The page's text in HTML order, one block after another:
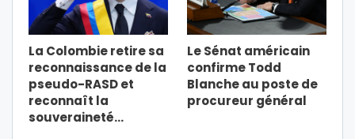
La Colombie retire sa
reconnaissance de la
pseudo-RASD et
reconnaît la
souveraineté…
Le Sénat américain
confirme Todd
Blanche au poste de
procureur général